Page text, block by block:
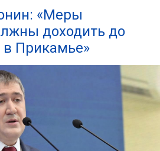
«Меры
доходить до
Прикамье»